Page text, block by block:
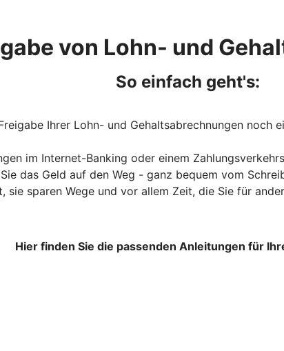
von Lohn- und
So einfach geht's:
Ihrer Lohn- und Gehaltsabrechnungen noch
im Internet-Banking oder einem
das Geld auf den Weg - ganz bequem vom
sie sparen Wege und vor allem Zeit, die Sie für
Hier finden Sie die passenden Anleitungen für